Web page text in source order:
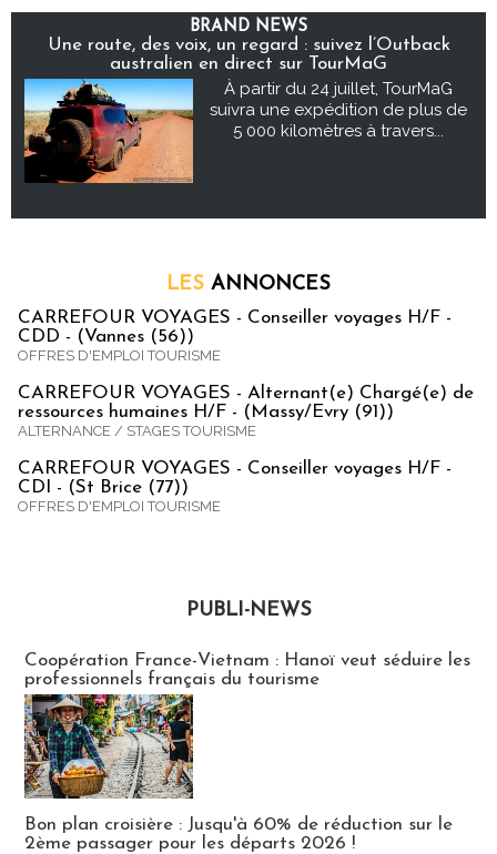
BRAND NEWS
Une route, des voix, un regard : suivez l’Outback
australien en direct sur TourMaG
À partir du 24 juillet, TourMaG
suivra une expédition de plus de
5 000 kilomètres à travers...
LES ANNONCES
CARREFOUR VOYAGES - Conseiller voyages H/F -
CDD - (Vannes (56))
OFFRES D'EMPLOI TOURISME
CARREFOUR VOYAGES - Alternant(e) Chargé(e) de
ressources humaines H/F - (Massy/Evry (91))
ALTERNANCE / STAGES TOURISME
CARREFOUR VOYAGES - Conseiller voyages H/F -
CDI - (St Brice (77))
OFFRES D'EMPLOI TOURISME
PUBLI-NEWS
Coopération France-Vietnam : Hanoï veut séduire les
professionnels français du tourisme
Bon plan croisière : Jusqu'à 60% de réduction sur le
2ème passager pour les départs 2026 !